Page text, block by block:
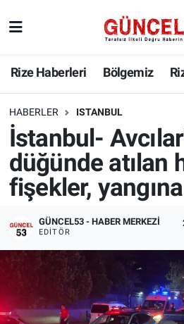
Rize Haberleri Bölgemiz
HABERLER ISTANBUL
İstanbul-
düğünde atılan
fişekler,
GÜNCEL53 - HABER MERKEZI
EDITÖR